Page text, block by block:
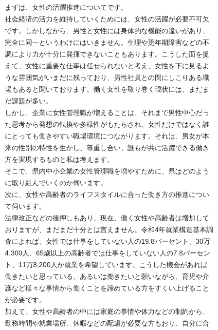
まずは、女性の活躍推進についてです。
社会経済の活力を維持していくためには、女性の活躍が必要不可欠
です。しかしながら、男性と女性には身体的な機能の違いがあり、
完全に同一というわけにはいきません。生理や更年期障害などの不
調により力が十分に発揮できないこともあります。こうした面を捉
えて、女性に重要な仕事は任せられないと考え、女性を下に見るよ
うな雰囲気がいまだに残っており、男性社員との間にしこりある職
場もあると聞いております。働く女性を取り巻く現状には、まだま
だ課題が多い。
しかし、企業に女性管理職が増えることは、それまで男性中心だっ
た思考から発想の転換や多様性がもたらされ、女性だけではなく誰
にとっても働きやすい職場環境につながります。それは、男女が本
来の性別の特性を生かし、尊重し合い、誰もが共に活躍できる働き
方を実現するものと私は考えます。
そこで、県内中小企業の女性管理職を増やすために、県はどのよう
に取り組んでいくのか伺います。
次に、女性や高齢者のライフスタイルに合った働き方の推進につい
て伺います。
法律改正などの後押しもあり、現在、働く女性や高齢者は増加して
おりますが、まだまだ十分とは言えません。令和4年就業構造基本調
査によれば、女性では仕事をしていない人の19.8パーセント、30万
4,300人、65歳以上の高齢者では仕事をしていない人の7.8パーセン
ト、11万8,200人が就業を希望しています。こうした機会があれば
働きたいと思っている、あるいは働きたいと願いながら、育児や介
護など様々な事情から働くことを諦めている方をすくい上げること
が必要です。
加えて、女性や高齢者の中には家庭の事情や体力などの制約から、
勤務時間や就業場所、休暇などの配慮が必要な方もおり、自分に合